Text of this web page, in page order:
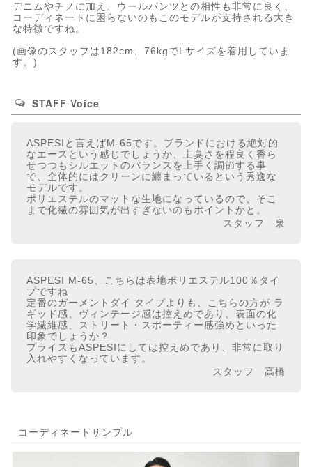
デニムやチノに加え、ウールパンツとの相性も非常に良く、
コーディネートに困らないのもこのモデルが支持される大き
な特徴ですね。
(画像のスタッフは182cm、76kgでLサイズを着用していま
す。)
STAFF Voice
ASPESIと言えばM-65です。ブランドにおける絶対的
なエースという感じでしょうか、土臭さを程良く香ら
せつつもシルエットのバランスを上手く調節する事
で、全体的にはクリーンに纏まっているという秀逸な
モデルです。
ポリエステルのマットな生地になっているので、そこ
まで化繊の雰囲気が出すぎないのもポイントかと。
スタッフ 泉
ASPESI M-65、こちらは表地ポリエステル100％タイ
プですね
定番のガーメントダイ タイプよりも、こちらの方が ラ
ギッド感、ヴィンテージ感は控えめであり、表面の化
学繊維感、ストリート・スポーティー感強めといった
印象でしょうか？
プライスもASPESIにしては控えめであり、非常に取り
入れやすくなっています。
スタッフ 高橋
コーディネートサンプル